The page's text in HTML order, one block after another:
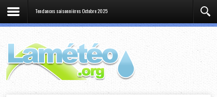
Tendances saisonnières Octobre 2025